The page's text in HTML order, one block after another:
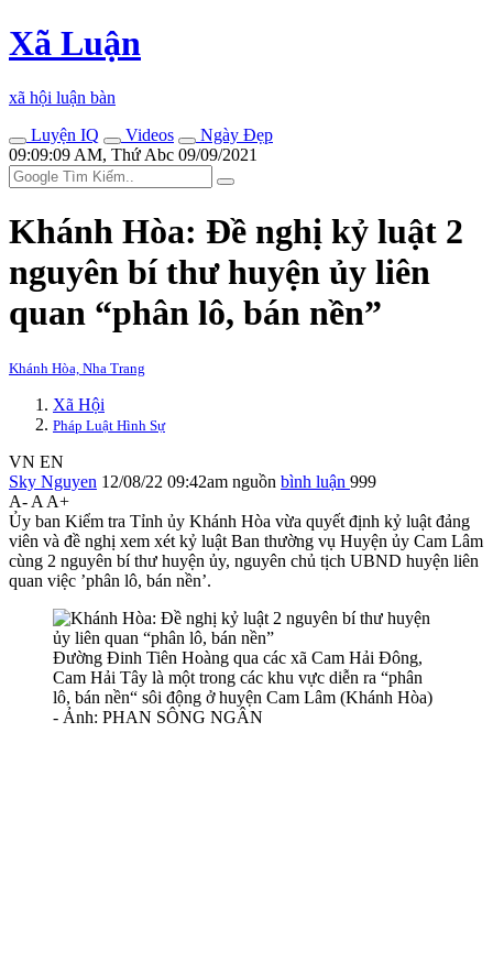
Xã Luận
xã hội luận bàn
Luyện IQ
Videos
Ngày Đẹp
09:09:09 AM, Thứ Abc 09/09/2021
Khánh Hòa: Đề nghị kỷ luật 2
nguyên bí thư huyện ủy liên
quan “phân lô, bán nền”
Khánh Hòa, Nha Trang
Xã Hội
Pháp Luật Hình Sự
VN EN
Sky Nguyen 12/08/22 09:42am nguồn bình luận 999
A- A A+
Ủy ban Kiểm tra Tỉnh ủy Khánh Hòa vừa quyết định kỷ luật đảng
viên và đề nghị xem xét kỷ luật Ban thường vụ Huyện ủy Cam Lâm
cùng 2 nguyên bí thư huyện ủy, nguyên chủ tịch UBND huyện liên
quan việc ’phân lô, bán nền’.
Đường Đinh Tiên Hoàng qua các xã Cam Hải Đông,
Cam Hải Tây là một trong các khu vực diễn ra “phân
lô, bán nền“ sôi động ở huyện Cam Lâm (Khánh Hòa)
- Ảnh: PHAN SÔNG NGÂN